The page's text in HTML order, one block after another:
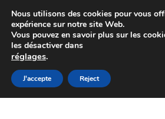
Colissimo livraison à
Du lundi au vendredi
Aller
à
Aller
au
Nous utilisons des cookies pour vous
expérience sur notre site Web.
Vous pouvez en savoir plus sur les
les désactiver dans
réglages.
J'accepte Reject